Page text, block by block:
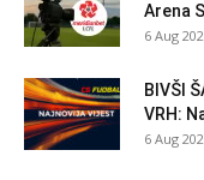
Arena
6 Aug
BIVŠI
VRH:
6 Aug